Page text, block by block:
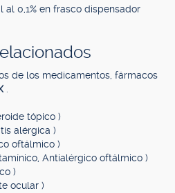
0,1% en frasco dispensador
de los medicamentos, fármacos
tópico )
alérgica )
oftálmico )
Antialérgico oftálmico )
)
ocular )